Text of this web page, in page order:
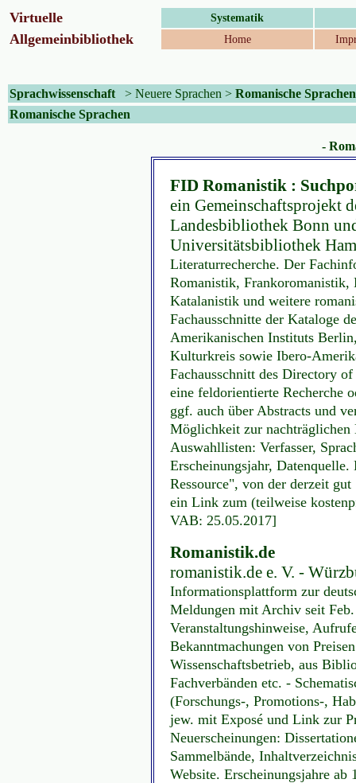
Virtuelle Systematik
Allgemeinbibliothek Home
Sprachwissenschaft > Neuere Sprachen > Romanische Sprachen
Romanische Sprachen
-
FID Romanistik :
ein Gemeinschaftsprojekt
Landesbibliothek Bonn
Universitätsbibliothek
Literaturrecherche. Der
Romanistik,
Katalanistik und weitere
Fachausschnitte der Kataloge
Amerikanischen Instituts
Kulturkreis sowie Ibero-
Fachausschnitt des Directory
eine feldorientierte Recherche
ggf. auch über Abstracts und
Möglichkeit zur nachträglichen
Auswahllisten: Verfasser,
Erscheinungsjahr,
Ressource", von der derzeit
ein Link zum (teilweise
VAB: 25.05.2017]
Romanistik.de
romanistik.de e. V. -
Informationsplattform zur
Meldungen mit Archiv seit
Veranstaltungshinweise,
Bekanntmachungen von
Wissenschaftsbetrieb, aus
Fachverbänden etc. -
(Forschungs-, Promotions-,
jew. mit Exposé und Link zur
Neuerscheinungen:
Sammelbände,
Website. Erscheinungsjahre